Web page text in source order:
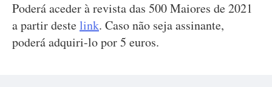
Poderá aceder à revista das 500 Maiores de 2021
a partir destelink. Caso não seja assinante,
poderá adquiri-lo por 5 euros.